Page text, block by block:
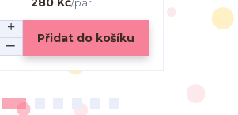
/pár
Přidat do košíku